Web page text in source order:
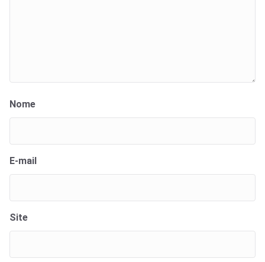
Nome
E-mail
Site